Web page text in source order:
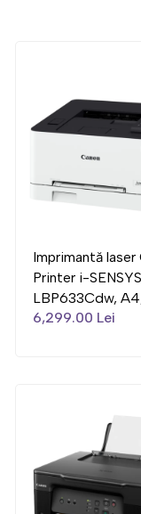
Imprimantă laser
Printer i-SENSYS
LBP633Cdw,
6,299.00 Lei